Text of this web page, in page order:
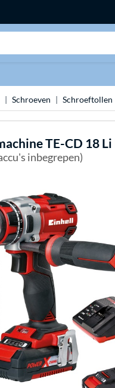
Schroeven Schroeftollen
TE-CD 18
inbegrepen)